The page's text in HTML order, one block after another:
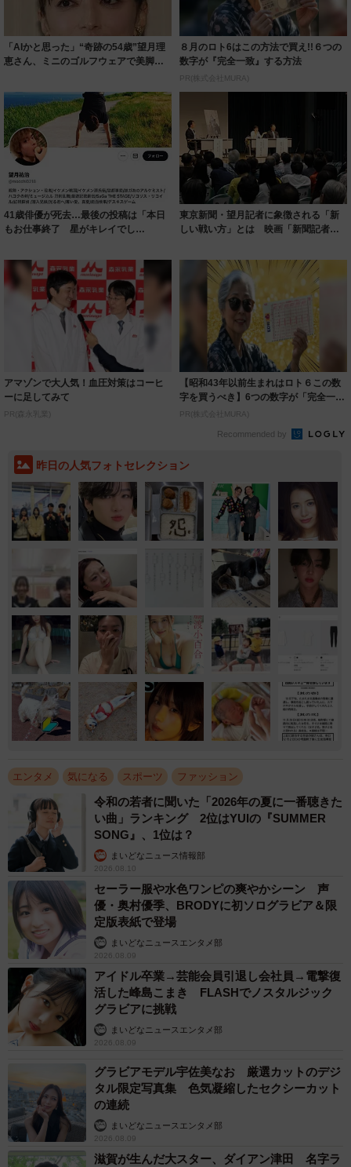
「AIかと思った」“奇跡の54歳”望月理
恵さん、ミニのゴルフウェアで美脚披
８月のロト6はこの方法で買え!!６つの
数字が『完全一致』する方法
PR(株式会社MURA)
41歳俳優が死去…最後の投稿は「本日
もお仕事終了 星がキレイでし
東京新聞・望月記者に象徴される「新
しい戦い方」とは 映画「新聞記者」
アマゾンで大人気！血圧対策はコーヒ
ーに足してみて
PR(森永乳業)
【昭和43年以前生まれはロト６この数
字を買うべき】6つの数字が「完全一
致」する方...
PR(株式会社MURA)
Recommended by
昨日の人気フォトセレクション
エンタメ 気になる スポーツ ファッション
令和の若者に聞いた「2026年の夏に一番聴きた
い曲」ランキング 2位はYUIの『SUMMER
SONG』、1位は？
まいどなニュース情報部
2026.08.10
セーラー服や水色ワンピの爽やかシーン 声
優・奥村優季、BRODYに初ソログラビア＆限
定版表紙で登場
まいどなニュースエンタメ部
2026.08.09
アイドル卒業→芸能会員引退し会社員→電撃復
活した峰島こまき FLASHでノスタルジック
グラビアに挑戦
まいどなニュースエンタメ部
2026.08.09
グラビアモデル宇佐美なお 厳選カットのデジ
タル限定写真集 色気凝縮したセクシーカット
の連続
まいどなニュースエンタメ部
2026.08.09
滋賀が生んだ大スター、ダイアン津田 名字ラ